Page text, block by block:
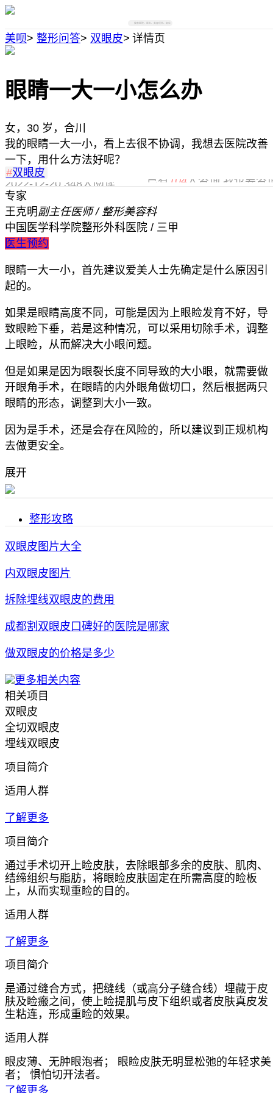
搜索医院、医生、美容项目、部位
美呗> 整形问答> 双眼皮> 详情页
眼睛一大一小怎么办
女，30 岁，合川
我的眼睛一大一小，看上去很不协调，我想去医院改善
一下，用什么方法好呢？
#双眼皮
已有 104 人咨询,我也要咨
2022-12-20348人阅读
专家
王克明副主任医师 / 整形美容科
中国医学科学院整形外科医院 / 三甲
医生预约
眼睛一大一小，首先建议爱美人士先确定是什么原因引
起的。
如果是眼睛高度不同，可能是因为上眼睑发育不好，导
致眼睑下垂，若是这种情况，可以采用切除手术，调整
上眼睑，从而解决大小眼问题。
但是如果是因为眼裂长度不同导致的大小眼，就需要做
开眼角手术，在眼睛的内外眼角做切口，然后根据两只
眼睛的形态，调整到大小一致。
因为是手术，还是会存在风险的，所以建议到正规机构
去做更安全。
展开
整形攻略
双眼皮图片大全
内双眼皮图片
拆除埋线双眼皮的费用
成都割双眼皮口碑好的医院是哪家
做双眼皮的价格是多少
更多相关内容
相关项目
双眼皮
全切双眼皮
埋线双眼皮
项目简介
适用人群
了解更多
项目简介
通过手术切开上睑皮肤，去除眼部多余的皮肤、肌肉、
结缔组织与脂肪，将眼睑皮肤固定在所需高度的睑板
上，从而实现重睑的目的。
适用人群
了解更多
项目简介
是通过缝合方式，把缝线（或高分子缝合线）埋藏于皮
肤及睑瘢之间，使上睑提肌与皮下组织或者皮肤真皮发
生粘连，形成重睑的效果。
适用人群
眼皮薄、无肿眼泡者； 眼睑皮肤无明显松弛的年轻求美
者； 惧怕切开法者。